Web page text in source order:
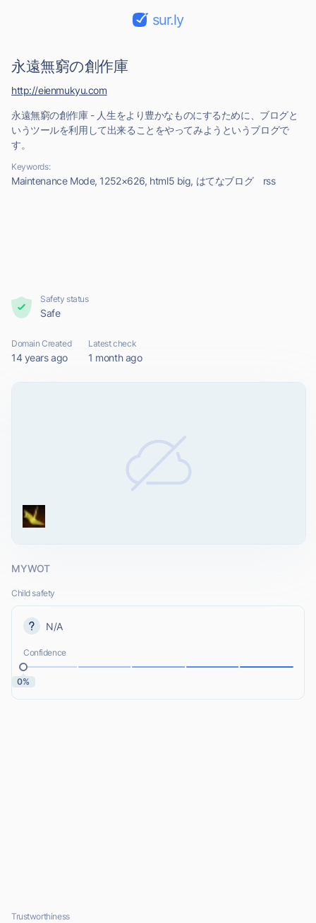
sur.ly
永遠無窮の創作庫
永遠無窮の創作庫 - 人生をより豊かなものにするために、ブログと
いうツールを利用して出来ることをやってみようというブログで
す。
Keywords:
Maintenance Mode, 1252×626, html5 big, はてなブログ rss
http://eienmukyu.com
Safety status
Safe
Domain Created
14 years ago
Latest check
1 month ago
MYWOT
Child safety
N/A
Confidence
0%
Trustworthiness